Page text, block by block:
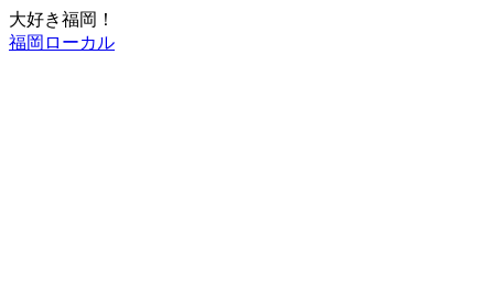
大好き福岡！
福岡ローカル